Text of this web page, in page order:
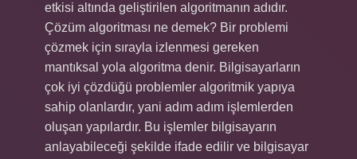
etkisi altında geliştirilen algoritmanın adıdır.
Çözüm algoritması ne demek? Bir problemi
çözmek için sırayla izlenmesi gereken
mantıksal yola algoritma denir. Bilgisayarların
çok iyi çözdüğü problemler algoritmik yapıya
sahip olanlardır, yani adım adım işlemlerden
oluşan yapılardır. Bu işlemler bilgisayarın
anlayabileceği şekilde ifade edilir ve bilgisayar